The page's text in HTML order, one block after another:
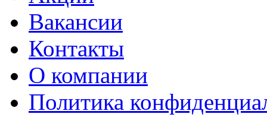
Вакансии
Контакты
О компании
Политика